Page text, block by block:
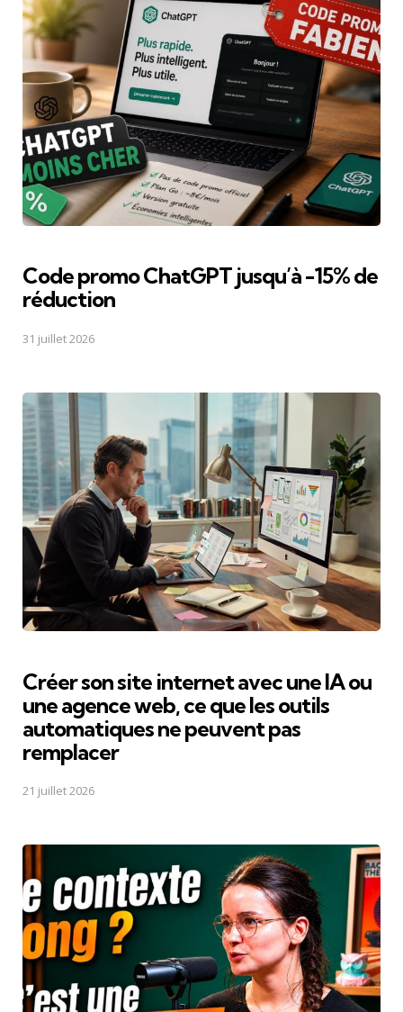
Code promo ChatGPT jusqu’à -15% de
réduction
31 juillet 2026
Créer son site internet avec une IA ou
une agence web, ce que les outils
automatiques ne peuvent pas
remplacer
21 juillet 2026